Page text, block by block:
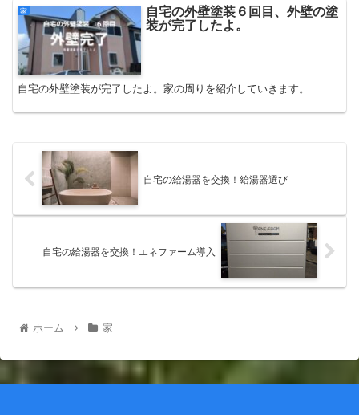
家 自宅の外壁塗装６回目、外壁の塗
装が完了したよ。
自宅の外壁塗装が完了したよ。家の周りを紹介していきます。
自宅の給湯器を交換！給湯器選び
自宅の給湯器を交換！エネファーム導入
ホーム 家